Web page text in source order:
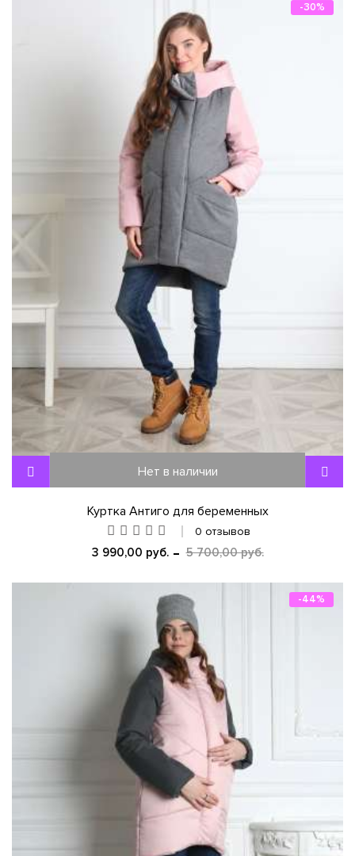
-30%
Нет в наличии
Куртка Антиго для беременных
0 отзывов
3 990,00 руб. 5 700,00 руб.
-44%